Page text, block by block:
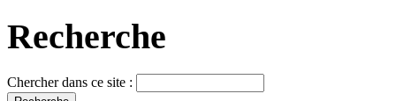
Recherche
Chercher dans ce site :